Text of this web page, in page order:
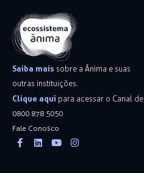
Saiba mais sobre a Ânima e suas
outras instituições.
Clique aqui para acessar o Canal
0800 878 5050
Fale Conosco
Facebook-
f
Linkedin
YoutubeInstagram